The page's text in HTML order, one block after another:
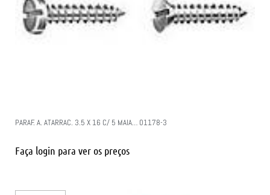
PARAF. A. ATARRAC. 3.5 X 16 C/ 5 MAIA… 01178-3
Faça login para ver os preços